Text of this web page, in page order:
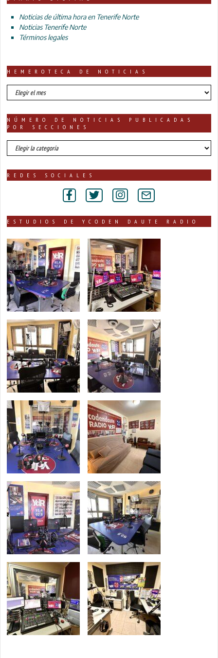
Noticias de última hora en Tenerife Norte
Noticias Tenerife Norte
Términos legales
HEMEROTECA DE NOTICIAS
HEMEROTECA
DE
NÚMERO DE NOTICIAS PUBLICADAS
POR SECCIONES
número
de
publicadas
REDES SOCIALES
ESTUDIOS DE YCODEN DAUTE RADIO